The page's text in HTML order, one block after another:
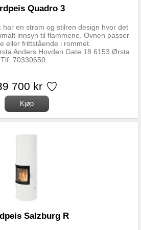
har en stram og stilren design hvor det
innsyn til flammene. Ovnen passer
eller frittstående i rommet.
Anders Hovden Gate 18 6153 Ørsta
70330650
Quadro 3
700 kr
Salzburg R